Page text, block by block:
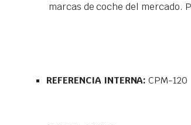
marcas de coche del mercado.
REFERENCIA INTERNA:CPM-120